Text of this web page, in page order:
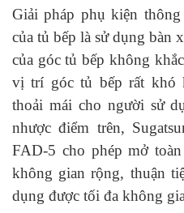
Giải pháp phụ kiện
của tủ bếp là sử dụng bàn
của góc tủ bếp không
vị trí góc tủ bếp rất khó
thoải mái cho người sử
nhược điểm trên,
FAD-5 cho phép mở
không gian rộng, thuận
dụng được tối đa không